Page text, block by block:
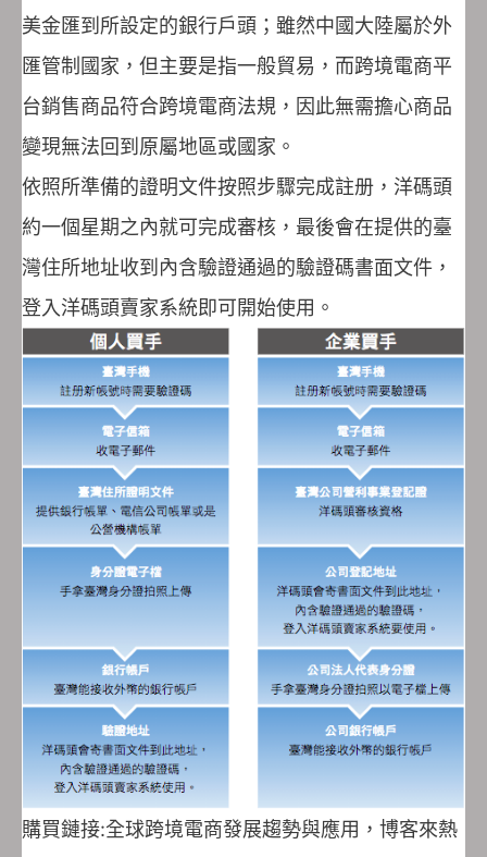
美金匯到所設定的銀行戶頭；雖然中國大陸屬於外
匯管制國家，但主要是指一般貿易，而跨境電商平
台銷售商品符合跨境電商法規，因此無需擔心商品
變現無法回到原屬地區或國家。
依照所準備的證明文件按照步驟完成註册，洋碼頭
約一個星期之內就可完成審核，最後會在提供的臺
灣住所地址收到內含驗證通過的驗證碼書面文件，
登入洋碼頭賣家系統即可開始使用。
購買鏈接:全球跨境電商發展趨勢與應用，博客來熱